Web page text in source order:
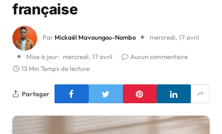
française
Par Mickaël Mavoungou-Nombo mercredi, 17 avril
Mise à jour: mercredi, 17 avril
Aucun commentaire
13 Min Temps de lecture
Partager